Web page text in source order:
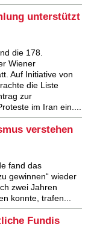
unterstützt
die 178.
Wiener
Auf Initiative von
die Liste
zur
im Iran ein....
verstehen
fand das
gewinnen“ wieder
zwei Jahren
konnte, trafen...
Fundis